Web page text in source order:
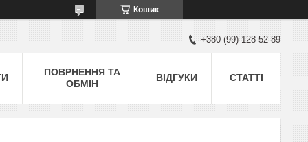
Кошик
+380 (99) 128-52-89
ПОВРНЕННЯ ТА
ОБМІН
ВІДГУКИ СТАТТІ